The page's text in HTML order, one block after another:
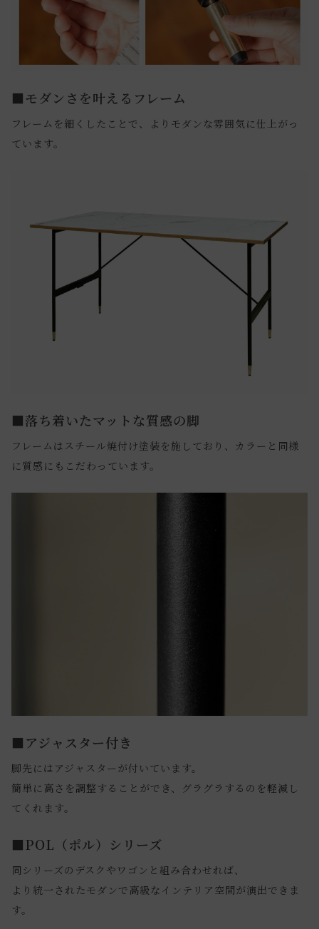
■モダンさを叶えるフレーム
フレームを細くしたことで、よりモダンな雰囲気に仕上がっ
ています。
■落ち着いたマットな質感の脚
フレームはスチール焼付け塗装を施しており、カラーと同様
に質感にもこだわっています。
■アジャスター付き
脚先にはアジャスターが付いています。
簡単に高さを調整することができ、グラグラするのを軽減し
てくれます。
■POL（ポル）シリーズ
同シリーズのデスクやワゴンと組み合わせれば、
より統一されたモダンで高級なインテリア空間が演出できま
す。